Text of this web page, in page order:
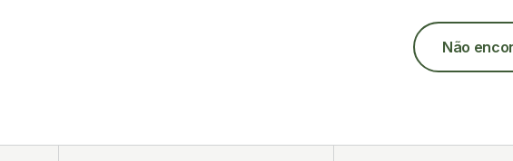
Não